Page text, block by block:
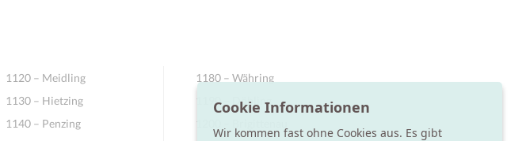
1120 – Meidling
1130 – Hietzing
1140 – Penzing
1180 – Währing
1190 – Döbling
1200 – Brigittenau
Cookie Informationen
Wir kommen fast ohne Cookies aus. Es gibt